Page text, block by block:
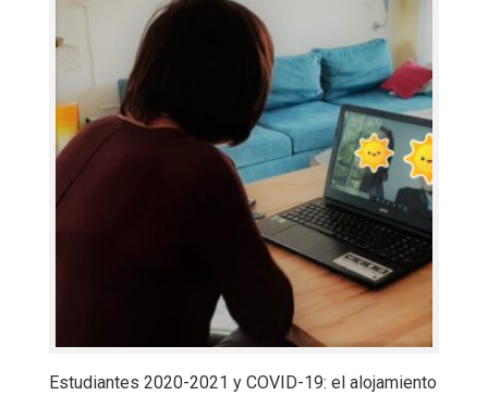
Estudiantes 2020-2021 y COVID-19: el alojamiento